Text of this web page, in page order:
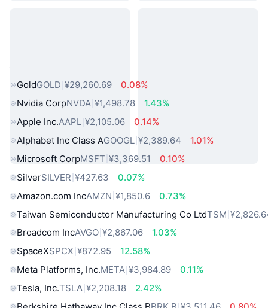
GoldGOLD ¥29,260.69
0.08%
Nvidia CorpNVDA ¥1,498.78
1.43%
Apple Inc.AAPL ¥2,105.06
0.14%
Alphabet Inc Class AGOOGL ¥2,389.64
1.01%
Microsoft CorpMSFT ¥3,369.51
0.10%
SilverSILVER ¥427.63
0.07%
Amazon.com IncAMZN ¥1,850.6
0.73%
Taiwan Semiconductor Manufacturing Co LtdTSM
Broadcom IncAVGO ¥2,867.06
1.03%
SpaceXSPCX ¥872.95
12.58%
Meta Platforms, Inc.META ¥3,984.89
0.11%
Tesla, Inc.TSLA ¥2,208.18
2.42%